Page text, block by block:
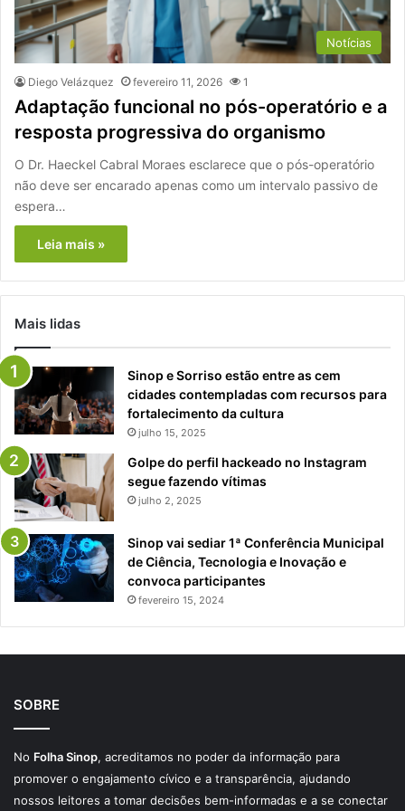
Notícias
Diego Velázquez fevereiro 11, 2026 1
Adaptação funcional no pós-operatório e a
resposta progressiva do organismo
O Dr. Haeckel Cabral Moraes esclarece que o pós-operatório
não deve ser encarado apenas como um intervalo passivo de
espera…
Leia mais »
Mais lidas
Sinop e Sorriso estão entre as cem
cidades contempladas com recursos para
fortalecimento da cultura
julho 15, 2025
Golpe do perfil hackeado no Instagram
segue fazendo vítimas
julho 2, 2025
Sinop vai sediar 1ª Conferência Municipal
de Ciência, Tecnologia e Inovação e
convoca participantes
fevereiro 15, 2024
SOBRE
No Folha Sinop, acreditamos no poder da informação para
promover o engajamento cívico e a transparência, ajudando
nossos leitores a tomar decisões bem-informadas e a se conectar